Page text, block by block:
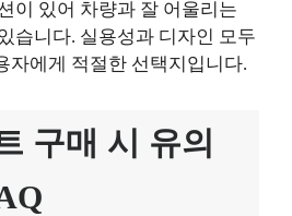
이 있어 차량과 잘 어울리는
습니다. 실용성과 디자인 모두
자에게 적절한 선택지입니다.
구매 시 유의